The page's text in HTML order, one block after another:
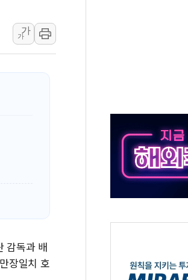
모바일, '체감가 0원' 청년드림요금제 가입 이벤트
일렉트릭과 AI 데이터센터 구축 업무협약
가
가
감독과 배
장일치 호